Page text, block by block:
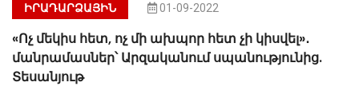
ԻՐԱԴԱՐՁԱՅԻՆ 01-09-2022
«Ոչ մեկիս հետ, ոչ մի ախպոր հետ չի կիսվել»․
մանրամասներ՝ Արզականում սպանությունից.
Տեսանյութ